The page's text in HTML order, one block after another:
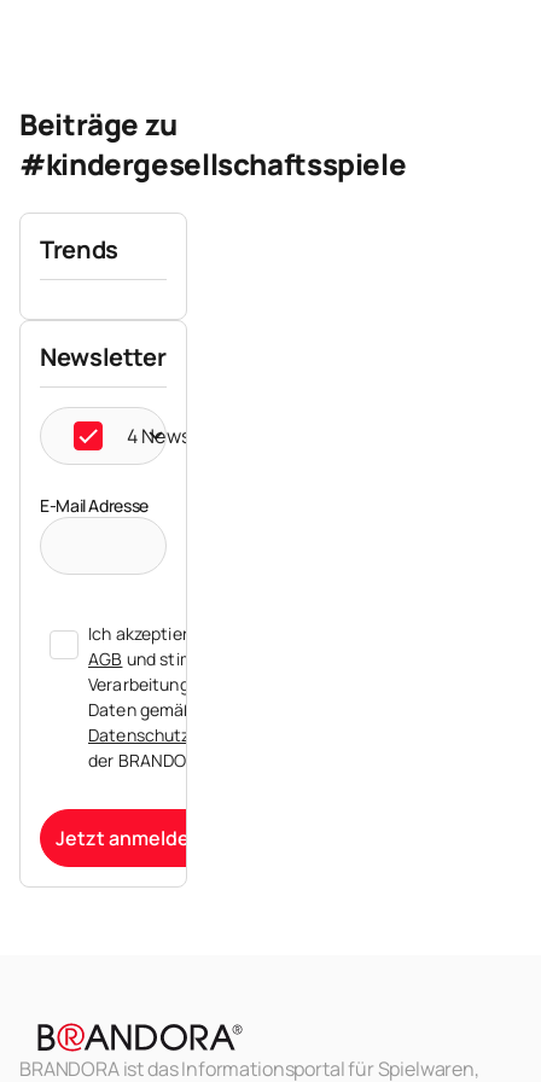
Beiträge zu
#kindergesellschaftsspiele
Trends
Newsletter
4 Newsletter ausgewählt
E-Mail Adresse
Ich akzeptiere die
AGB und stimme der
Verarbeitung meiner
Daten gemäß der
Datenschutzerklärung
der BRANDORA zu.
Jetzt anmelden
BRANDORA ist das Informationsportal für Spielwaren,